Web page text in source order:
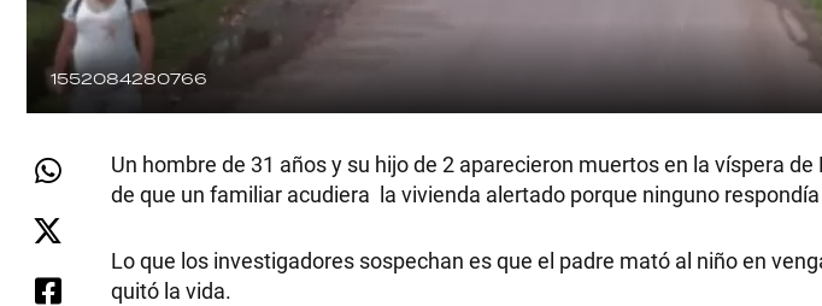
1552084280766
Un hombre de 31 años y su hijo de 2 aparecieron muertos en la víspera
de que un familiar acudiera la vivienda alertado porque ninguno
Lo que los investigadores sospechan es que el padre mató al niño en
quitó la vida.